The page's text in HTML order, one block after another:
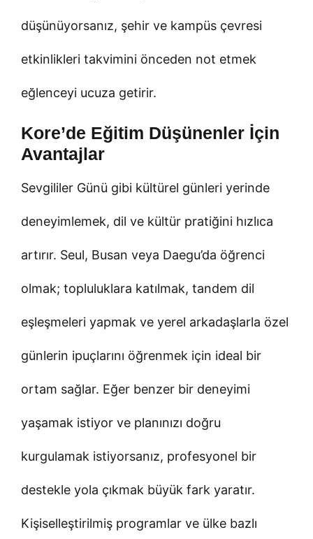
düşünüyorsanız, şehir ve kampüs çevresi
etkinlikleri takvimini önceden not etmek
eğlenceyi ucuza getirir.
Kore’de Eğitim Düşünenler İçin
Avantajlar
Sevgililer Günü gibi kültürel günleri yerinde
deneyimlemek, dil ve kültür pratiğini hızlıca
artırır. Seul, Busan veya Daegu’da öğrenci
olmak; topluluklara katılmak, tandem dil
eşleşmeleri yapmak ve yerel arkadaşlarla özel
günlerin ipuçlarını öğrenmek için ideal bir
ortam sağlar. Eğer benzer bir deneyimi
yaşamak istiyor ve planınızı doğru
kurgulamak istiyorsanız, profesyonel bir
destekle yola çıkmak büyük fark yaratır.
Kişiselleştirilmiş programlar ve ülke bazlı